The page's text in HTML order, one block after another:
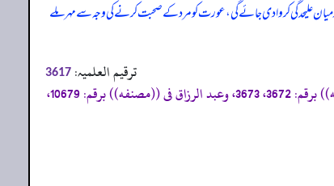
علیحدگی کر وا دی جائے گی، عورت کو مرد کے صحبت کرنے کی وجہ سے مہر ملے
ترقیم العلمیہ: 3617
«أخرجه مالك فى ((الموطأ)) برقم: 1045، وسعيد بن منصور فى ((سننه)) برقم: 818، والبيهقي فى((سننه الكبير)) برقم: 13886،والدارقطني فى ((سننه)) برقم: 3672، 3673، وعبد الرزاق فى ((مصنفه)) برقم: 10679،